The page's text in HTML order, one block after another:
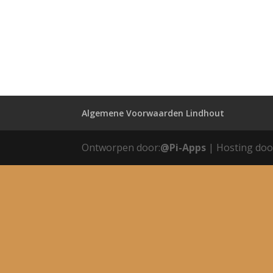
Algemene Voorwaarden Lindhout
Ontworpen door:@Pi-Apps | Hosting